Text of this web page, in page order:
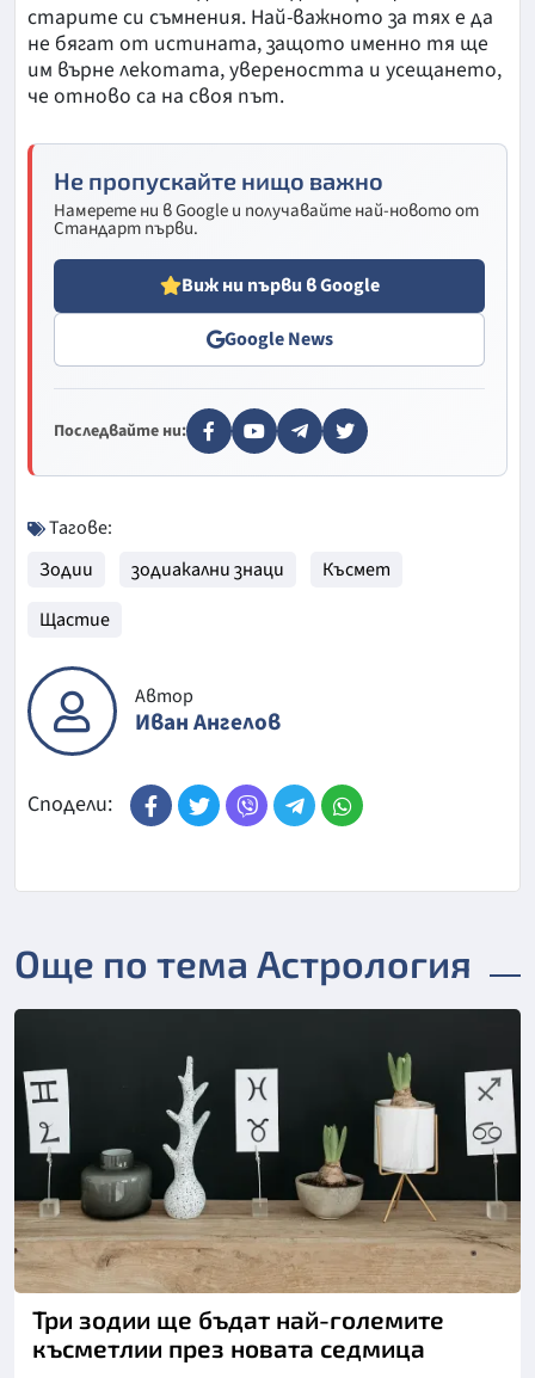
старите си съмнения. Най-важното за тях е да
не бягат от истината, защото именно тя ще
им върне лекотата, увереността и усещането,
че отново са на своя път.
Не пропускайте нищо важно
Намерете ни в Google и получавайте най-новото от
Стандарт първи.
Виж ни първи в Google
Google News
Последвайте ни:
Тагове:
Зодии
зодиакални знаци
Късмет
Щастие
Автор
Иван Ангелов
Сподели:
Още по тема Астрология
Три зодии ще бъдат най-големите
късметлии през новата седмица